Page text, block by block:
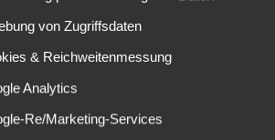
noch
keinen Sieg in der Bundesliga verbuchen.
von Zugriffsdaten
& Reichweitenmessung
Analytics
Re/Marketing-Services